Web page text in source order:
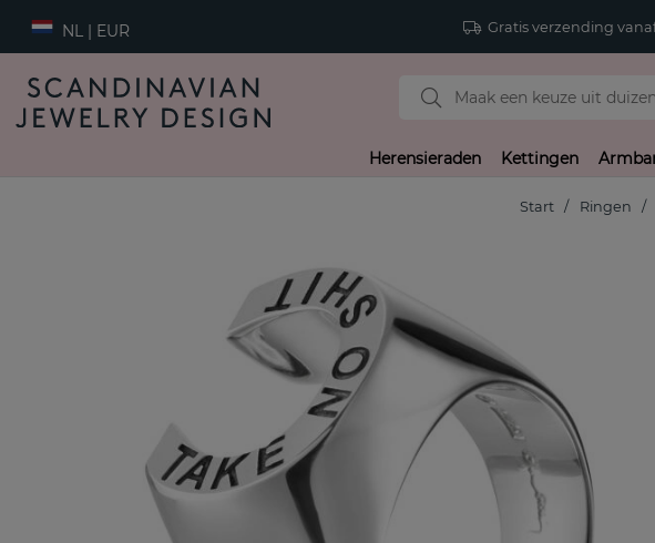
NL | EUR Gratis verzending vanaf
Herensieraden Kettingen
Start Ringen